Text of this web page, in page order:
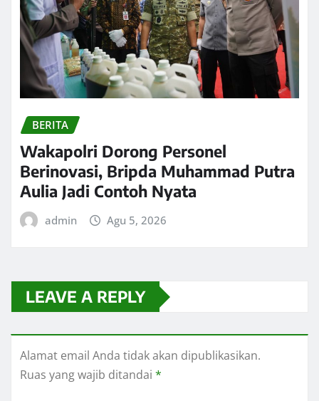
BERITA
Wakapolri Dorong Personel
Berinovasi, Bripda Muhammad Putra
Aulia Jadi Contoh Nyata
admin Agu 5, 2026
LEAVE A REPLY
Alamat email Anda tidak akan dipublikasikan.
Ruas yang wajib ditandai *